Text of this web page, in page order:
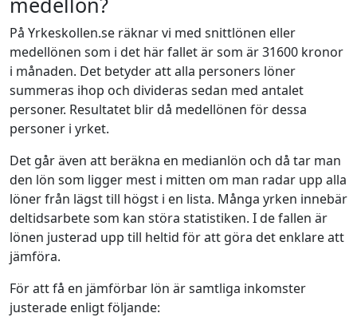
På Yrkeskollen.se räknar vi med snittlönen eller
medellönen som i det här fallet är som är 31600 kronor
i månaden. Det betyder att alla personers löner
summeras ihop och divideras sedan med antalet
personer. Resultatet blir då medellönen för dessa
personer i yrket.
Det går även att beräkna en medianlön och då tar man
den lön som ligger mest i mitten om man radar upp alla
löner från lägst till högst i en lista. Många yrken innebär
deltidsarbete som kan störa statistiken. I de fallen är
lönen justerad upp till heltid för att göra det enklare att
jämföra.
För att få en jämförbar lön är samtliga inkomster
justerade enligt följande: